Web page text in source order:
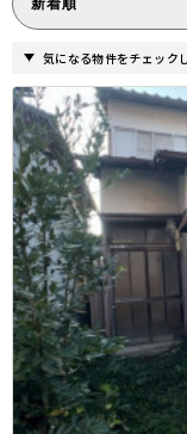
気になる物件をチェック